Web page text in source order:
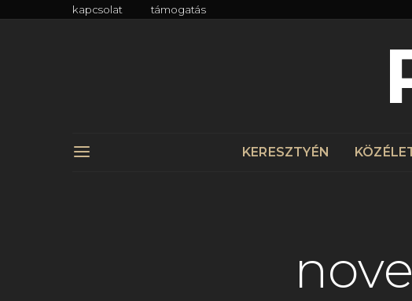
kapcsolat támogatás
KERESZTYÉN